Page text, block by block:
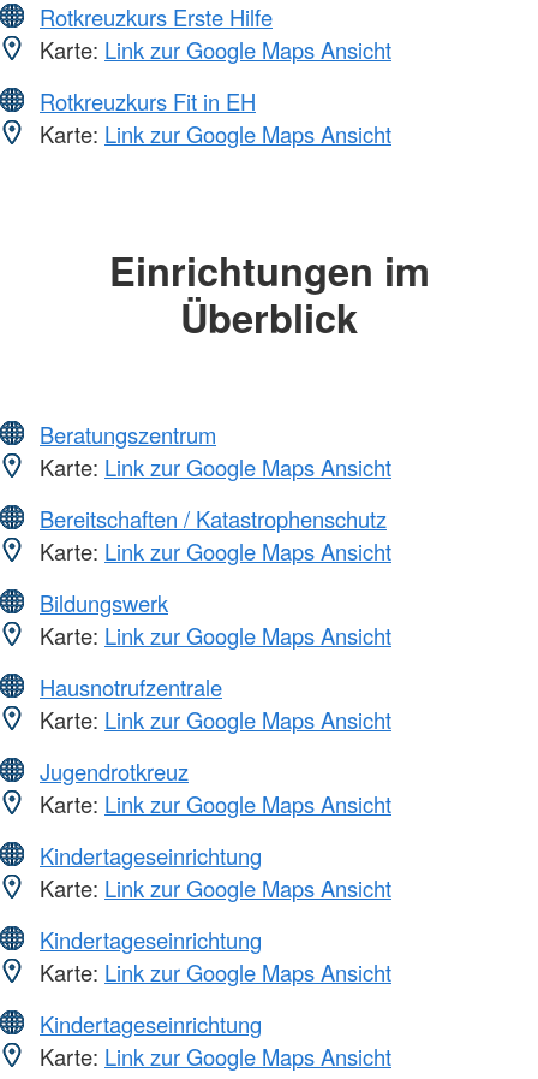
Rotkreuzkurs Erste Hilfe
Karte: Link zur Google Maps Ansicht
Rotkreuzkurs Fit in EH
Karte: Link zur Google Maps Ansicht
Einrichtungen im
Überblick
Beratungszentrum
Karte: Link zur Google Maps Ansicht
Bereitschaften / Katastrophenschutz
Karte: Link zur Google Maps Ansicht
Bildungswerk
Karte: Link zur Google Maps Ansicht
Hausnotrufzentrale
Karte: Link zur Google Maps Ansicht
Jugendrotkreuz
Karte: Link zur Google Maps Ansicht
Kindertageseinrichtung
Karte: Link zur Google Maps Ansicht
Kindertageseinrichtung
Karte: Link zur Google Maps Ansicht
Kindertageseinrichtung
Karte: Link zur Google Maps Ansicht